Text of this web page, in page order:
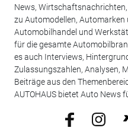
News,
zu Automodellen, Automarken
Automobilhandel und
für die gesamte
es auch Interviews,
Zulassungszahlen, Analysen,
Beiträge aus den
AUTOHAUS bietet Auto News